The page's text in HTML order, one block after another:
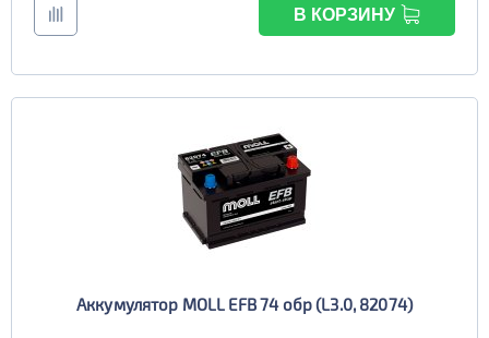
В КОРЗИНУ
Аккумулятор MOLL EFB 74 обр (L3.0, 82074)